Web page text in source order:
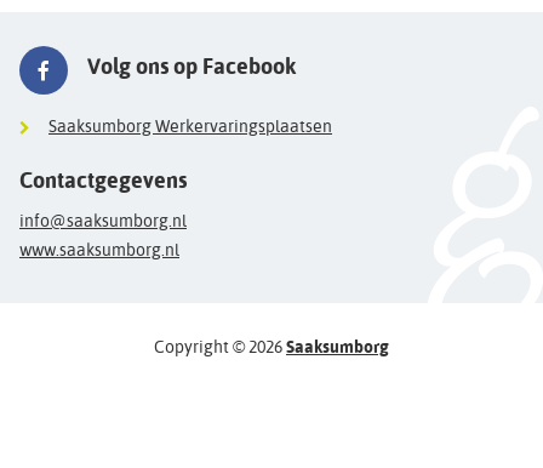
Volg ons op Facebook
Saaksumborg Werkervaringsplaatsen
Contactgegevens
info@saaksumborg.nl
www.saaksumborg.nl
Copyright © 2026Saaksumborg